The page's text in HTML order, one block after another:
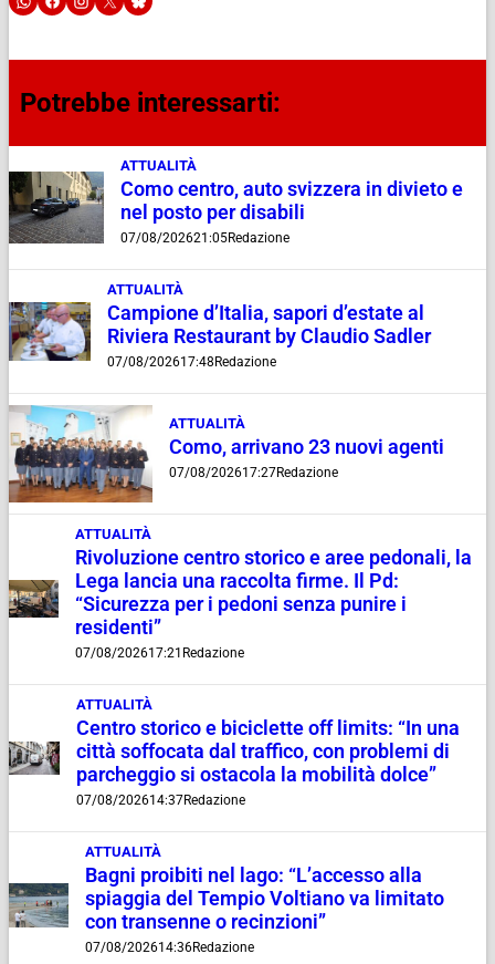
Potrebbe interessarti:
ATTUALITÀ
Como centro, auto svizzera in divieto e
nel posto per disabili
07/08/202621:05Redazione
ATTUALITÀ
Campione d’Italia, sapori d’estate al
Riviera Restaurant by Claudio Sadler
07/08/202617:48 Redazione
ATTUALITÀ
Como, arrivano 23 nuovi agenti
07/08/202617:27Redazione
ATTUALITÀ
Rivoluzione centro storico e aree pedonali, la
Lega lancia una raccolta firme. Il Pd:
“Sicurezza per i pedoni senza punire i
residenti”
07/08/202617:21 Redazione
ATTUALITÀ
Centro storico e biciclette off limits: “In una
città soffocata dal traffico, con problemi di
parcheggio si ostacola la mobilità dolce”
07/08/202614:37Redazione
ATTUALITÀ
Bagni proibiti nel lago: “L’accesso alla
spiaggia del Tempio Voltiano va limitato
con transenne o recinzioni”
07/08/202614:36Redazione